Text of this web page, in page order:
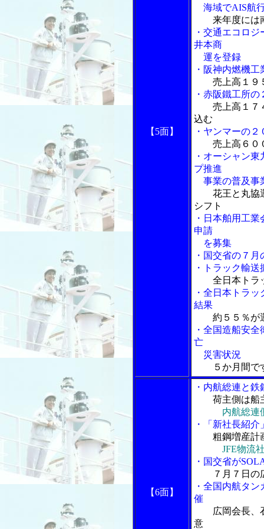
【5面】
海域でAIS航
来年度には
・交通エコロ
井本商
運を登録
・阪神内燃機
売上高１９
・赤阪鐵工所
売上高１７
込む
・ヤンマーの
売上高６０
・オーシャン
プ推進
事業の普及事
花王と丸協
シフト
・日本舶用工
申請
を募集
・国交省の７
・トラック輸
全日本トラ
・全日本トラ
結果
約５５％が
・全国造船安
亡
災害状況
５か月間
【6面】
・内航総連と
荷主側は船
内航総連
・「新社長紹介
粗鋼増産計
JFE物流
・国交省が
７月７日
・全国内航タ
催
広岡会長、
意